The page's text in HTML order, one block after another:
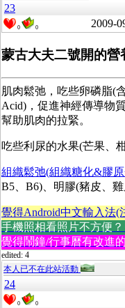
23
0 0 2009-
蒙古大夫二號開的
肌肉鬆弛，吃些卵磷脂(
Acid)，促進神經傳導物
幫助肌肉的拉緊。
吃些利尿的水果(芒果、
組織鬆弛(組織糖化&膠
B5、B6)、明膠(豬皮、
覺得Android中文輸入法(
手機照相看照片不方便
覺得鬧鐘/行事曆有改進
edited: 4
本人已不在此站活動
24
0 0